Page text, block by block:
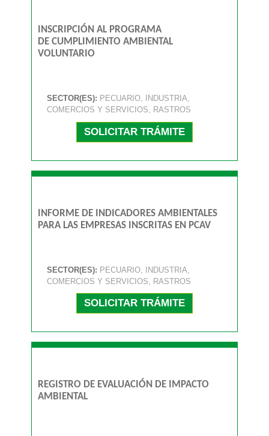
INSCRIPCIÓN AL PROGRAMA
DE CUMPLIMIENTO AMBIENTAL
VOLUNTARIO
SECTOR(ES): PECUARIO, INDUSTRIA,
COMERCIOS Y SERVICIOS, RASTROS
SOLICITAR TRÁMITE
INFORME DE INDICADORES AMBIENTALES
PARA LAS EMPRESAS INSCRITAS EN PCAV
SECTOR(ES): PECUARIO, INDUSTRIA,
COMERCIOS Y SERVICIOS, RASTROS
SOLICITAR TRÁMITE
REGISTRO DE EVALUACIÓN DE IMPACTO
AMBIENTAL